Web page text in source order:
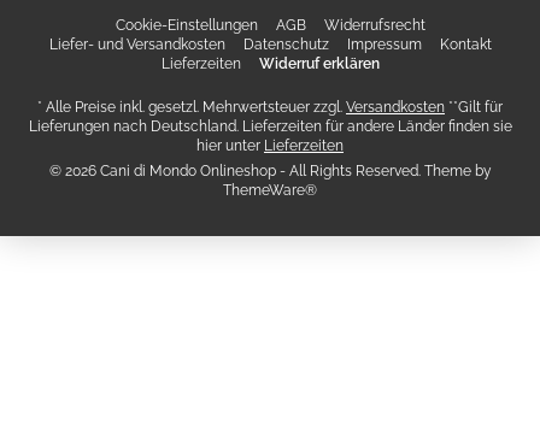
Cookie-Einstellungen AGB
Widerrufsrecht
Liefer- und Versandkosten
Datenschutz Impressum
Kontakt
Lieferzeiten
Widerruf erklären
* Alle Preise inkl. gesetzl. Mehrwertsteuer zzgl. Versandkosten **Gilt für
Lieferungen nach Deutschland. Lieferzeiten für andere Länder finden sie
hier unter Lieferzeiten
© 2026 Cani di Mondo Onlineshop - All Rights Reserved. Theme by
ThemeWare®